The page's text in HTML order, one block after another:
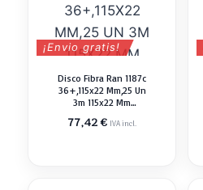
¡Envio gratis!
Disco Fibra Ran 1187c
36+,115x22 Mm,25 Un
3m 115x22 Mm
77,42€ IVA incl.